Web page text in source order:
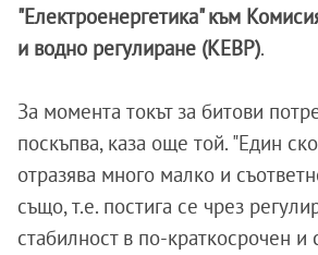
"Електроенергетика" към
и водно регулиране (КЕВР).
За момента токът за битови
поскъпва, каза още той. "Един
отразява много малко и
също, т.е. постига се чрез
стабилност в по-краткосрочен и